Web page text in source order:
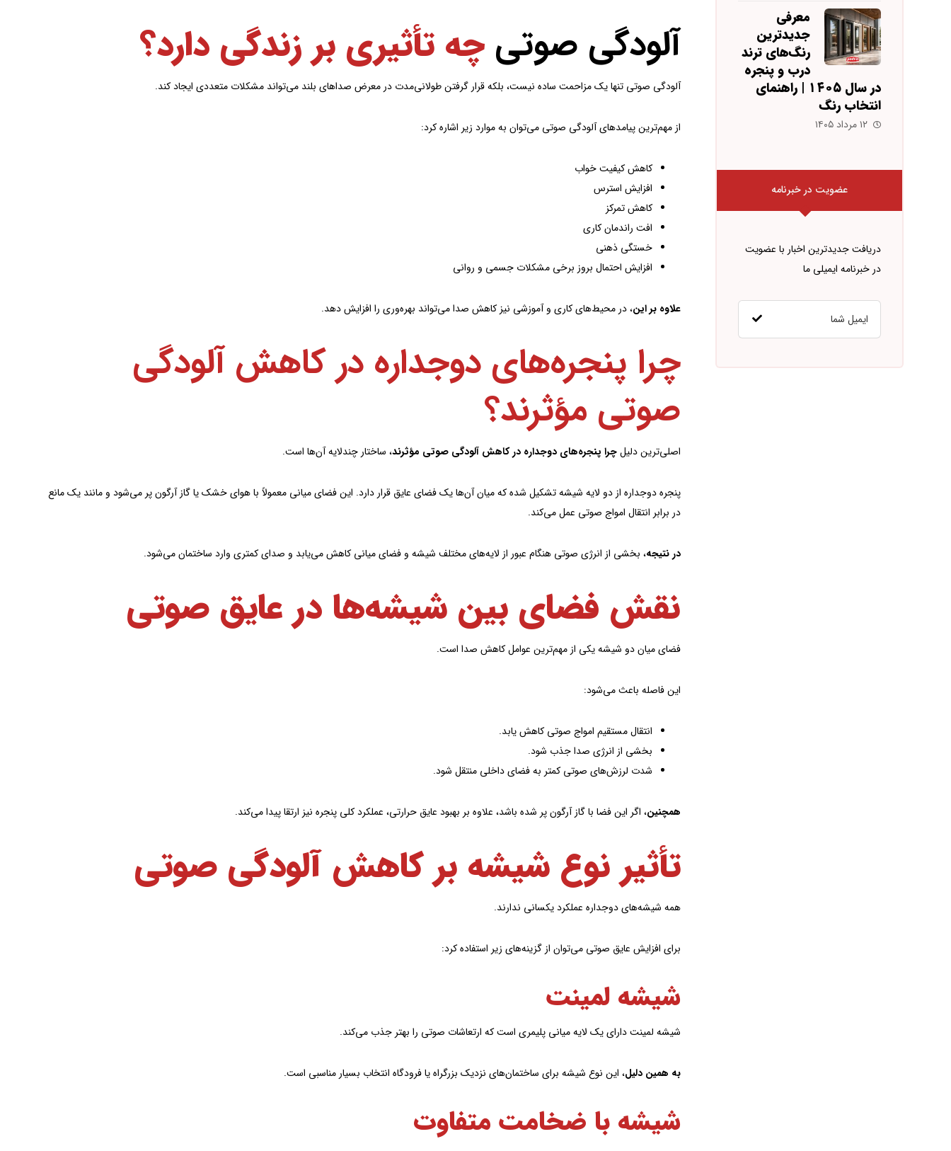
آلودگی صوتی چه تأثیری بر زندگی دارد؟
آلودگی صوتی تنها یک مزاحمت ساده نیست، بلکه قرار گرفتن طولانی‌مدت در معرض صداهای بلند می‌تواند مشکلات متعددی ایجاد کند.
از مهم‌ترین پیامدهای آلودگی صوتی می‌توان به موارد زیر اشاره کرد:
کاهش کیفیت خواب
افزایش استرس
کاهش تمرکز
افت راندمان کاری
خستگی ذهنی
افزایش احتمال بروز برخی مشکلات جسمی و روانی
علاوه بر این، در محیط‌های کاری و آموزشی نیز کاهش صدا می‌تواند بهره‌وری را افزایش دهد.
چرا پنجره‌های دوجداره در کاهش آلودگی
صوتی مؤثرند؟
اصلی‌ترین دلیلچرا پنجره‌های دوجداره در کاهش آلودگی صوتی مؤثرند، ساختار چندلایه آن‌ها است.
پنجره دوجداره از دو لایه شیشه تشکیل شده که میان آن‌ها یک فضای عایق قرار دارد. این فضای میانی معمولاً با هوای خشک یا گاز آرگون پر می‌شود و مانند یک مانع
در برابر انتقال امواج صوتی عمل می‌کند.
در نتیجه، بخشی از انرژی صوتی هنگام عبور از لایه‌های مختلف شیشه و فضای میانی کاهش می‌یابد و صدای کمتری وارد ساختمان می‌شود.
نقش فضای بین شیشه‌ها در عایق صوتی
فضای میان دو شیشه یکی از مهم‌ترین عوامل کاهش صدا است.
این فاصله باعث می‌شود:
انتقال مستقیم امواج صوتی کاهش یابد.
بخشی از انرژی صدا جذب شود.
شدت لرزش‌های صوتی کمتر به فضای داخلی منتقل شود.
همچنین، اگر این فضا با گاز آرگون پر شده باشد، علاوه بر بهبود عایق حرارتی، عملکرد کلی پنجره نیز ارتقا پیدا می‌کند.
تأثیر نوع شیشه بر کاهش آلودگی صوتی
همه شیشه‌های دوجداره عملکرد یکسانی ندارند.
برای افزایش عایق صوتی می‌توان از گزینه‌های زیر استفاده کرد:
شیشه لمینت
شیشه لمینت دارای یک لایه میانی پلیمری است که ارتعاشات صوتی را بهتر جذب می‌کند.
به همین دلیل، این نوع شیشه برای ساختمان‌های نزدیک بزرگراه یا فرودگاه انتخاب بسیار مناسبی است.
شیشه با ضخامت متفاوت
معرفی
جدیدترین
رنگ‌های ترند
درب و پنجره
در سال ۱۴۰۵ | راهنمای
انتخاب رنگ
۱۲ مرداد ۱۴۰۵
عضویت در خبرنامه
دریافت جدیدترین اخبار با عضویت
در خبرنامه ایمیلی ما